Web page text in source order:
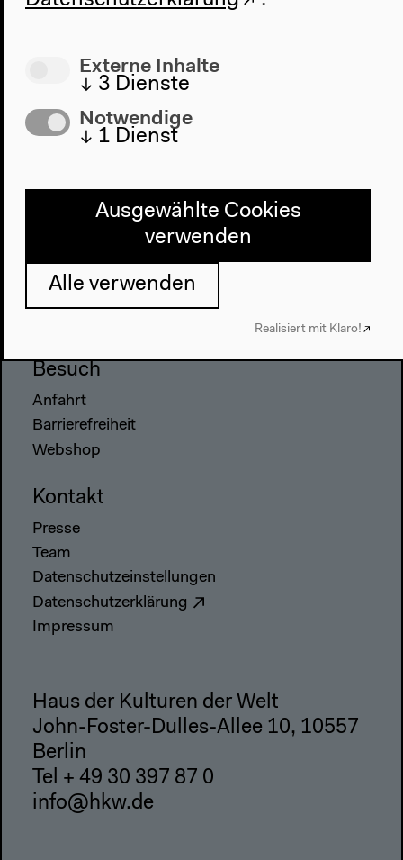
Programm
Über uns
Besuch
Anfahrt
Barrierefreiheit
Webshop
Kontakt
Presse
Team
Datenschutzeinstellungen
Datenschutzerklärung
Impressum
Haus der Kulturen der Welt
John-Foster-Dulles-Allee 10, 10557
Berlin
Tel + 49 30 397 87 0
info@hkw.de
Externe Inhalte
↓ 3 Dienste
Notwendige
↓ 1 Dienst
Ausgewählte Cookies
verwenden
Alle verwenden
Realisiert mit Klaro!